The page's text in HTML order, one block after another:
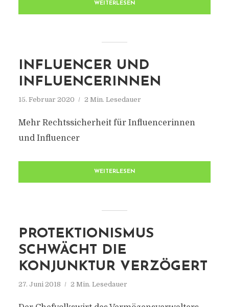
WEITERLESEN
INFLUENCER UND
INFLUENCERINNEN
15. Februar 2020 2 Min. Lesedauer
Mehr Rechtssicherheit für Influencerinnen
und Influencer
WEITERLESEN
PROTEKTIONISMUS
SCHWÄCHT DIE
KONJUNKTUR VERZÖGERT
27. Juni 2018 2 Min. Lesedauer